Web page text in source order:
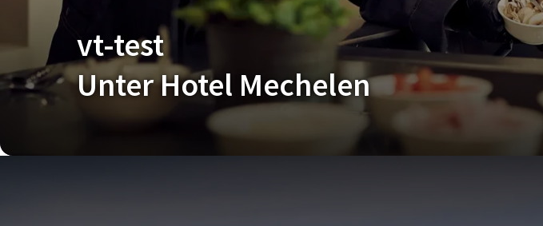
vt-test
Unter Hotel Mechelen
Auf dieses Angebot gelten unsere aktuellen Aktionsbedingungen.
Unsere